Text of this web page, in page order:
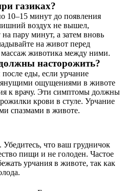
газиках?
10–15 минут до появления
воздух не вышел,
пару минут, а затем вновь
на живот перед
массаж животика между ними.
насторожить?
еды, если урчание
ощущениями в животе
к врачу. Эти симптомы должны
крови в стуле. Урчание
спазмами в животе.
что ваш грудничок
пищи и не голоден. Частое
урчания в животе, так как